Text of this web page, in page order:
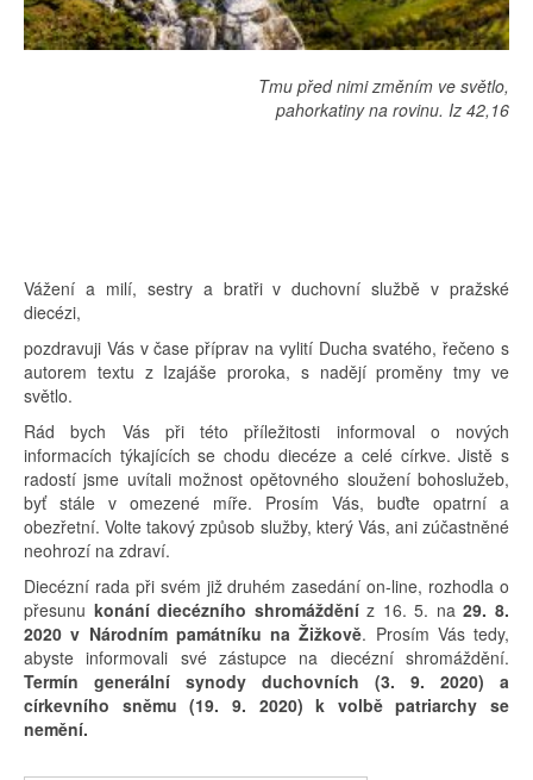
Tmu před nimi změním ve světlo,
pahorkatiny na rovinu. Iz 42,16
Vážení a milí, sestry a bratři v duchovní službě v pražské
diecézi,
pozdravuji Vás v čase příprav na vylití Ducha svatého, řečeno s
autorem textu z Izajáše proroka, s nadějí proměny tmy ve
světlo.
Rád bych Vás při této příležitosti informoval o nových
informacích týkajících se chodu diecéze a celé církve. Jistě s
radostí jsme uvítali možnost opětovného sloužení bohoslužeb,
byť stále v omezené míře. Prosím Vás, buďte opatrní a
obezřetní. Volte takový způsob služby, který Vás, ani zúčastněné
neohrozí na zdraví.
Diecézní rada při svém již druhém zasedání on-line, rozhodla o
přesunu konání diecézního shromážděníz 16. 5. na29. 8.
2020 v Národním památníku na Žižkově. Prosím Vás tedy,
abyste informovali své zástupce na diecézní shromáždění.
Termín generální synody duchovních (3. 9. 2020) a
církevního sněmu (19. 9. 2020) k volbě patriarchy se
nemění.